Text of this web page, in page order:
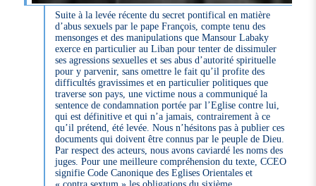
Suite à la levée récente du secret pontifical en matière
d’abus sexuels par le pape François, compte tenu des
mensonges et des manipulations que Mansour Labaky
exerce en particulier au Liban pour tenter de dissimuler
ses agressions sexuelles et ses abus d’autorité spirituelle
pour y parvenir, sans omettre le fait qu’il profite des
difficultés gravissimes et en particulier politiques que
traverse son pays, une victime nous a communiqué la
sentence de condamnation portée par l’Eglise contre lui,
qui est définitive et qui n’a jamais, contrairement à ce
qu’il prétend, été levée. Nous n’hésitons pas à publier ces
documents qui doivent être connus par le peuple de Dieu.
Par respect des acteurs, nous avons caviardé les noms des
juges. Pour une meilleure compréhension du texte, CCEO
signifie Code Canonique des Eglises Orientales et
« contra sextum » les obligations du sixième